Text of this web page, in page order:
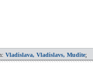
Vladislava, Vladislavs, Mudīte;